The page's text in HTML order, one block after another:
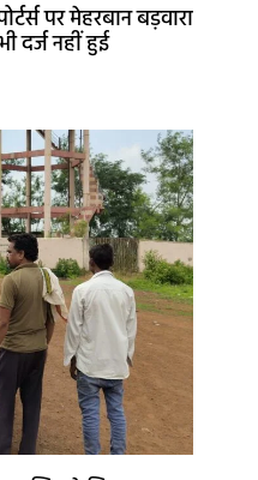
पर मेहरबान बड़वारा
दर्ज नहीं हुई